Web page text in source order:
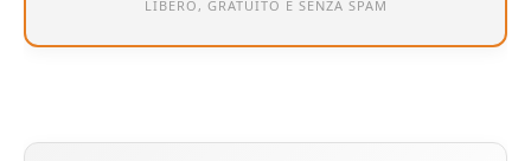
LIBERO, GRATUITO E SENZA SPAM